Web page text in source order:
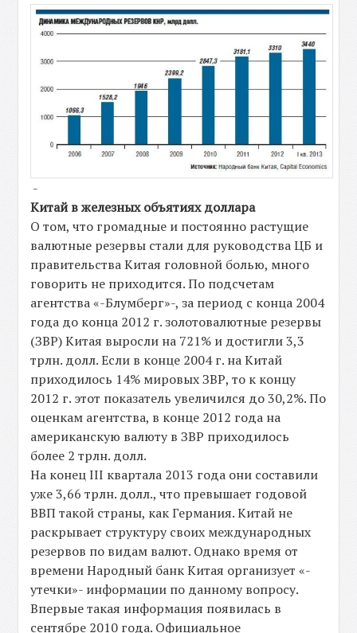
-
Китай в железных объятиях доллара
О том, что громадные и постоянно растущие
валютные резервы стали для руководства ЦБ и
правительства Китая головной болью, много
говорить не приходится. По подсчетам
агентства «-Блумберг»-, за период с конца 2004
года до конца 2012 г. золотовалютные резервы
(ЗВР) Китая выросли на 721% и достигли 3,3
трлн. долл. Если в конце 2004 г. на Китай
приходилось 14% мировых ЗВР, то к концу
2012 г. этот показатель увеличился до 30,2%. По
оценкам агентства, в конце 2012 года на
американскую валюту в ЗВР приходилось
более 2 трлн. долл.
На конец III квартала 2013 года они составили
уже 3,66 трлн. долл., что превышает годовой
ВВП такой страны, как Германия. Китай не
раскрывает структуру своих международных
резервов по видам валют. Однако время от
времени Народный банк Китая организует «-
утечки»- информации по данному вопросу.
Впервые такая информация появилась в
сентябре 2010 года. Официальное